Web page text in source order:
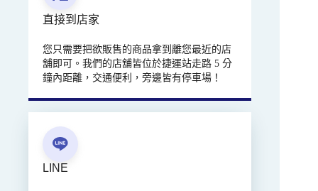
直接到店家
您只需要把欲販售的商品拿到離您最近的店
舖即可。我們的店舖皆位於捷運站走路 5 分
鐘內距離，交通便利，旁邊皆有停車場！
LINE